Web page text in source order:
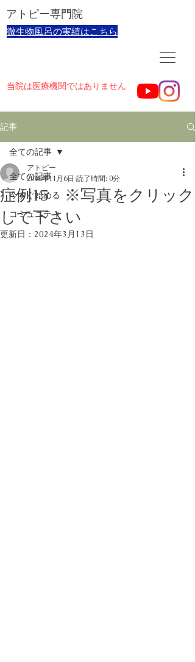
​アトピー専門院
​微生物風呂の実績はこちら
当院は医療機関ではありません
記事
全ての記事
今すぐ始める
コミュニティ
全ての記事
症例15 ※写真をクリック
して下さい
アトピー
2018年11月6日 読了時間: 0分
更新日： 2024年3月13日